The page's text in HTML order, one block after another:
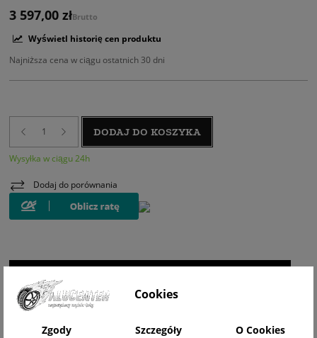
3 597,00 złBrutto
Wyświetl historię cen produktu
Najniższa cena w ciągu ostatnich 30 dni
DODAJ DO KOSZYKA
Wysyłka w ciągu 24h
Dodaj do porównania
Cookies
Zgody Szczegóły O Cookies